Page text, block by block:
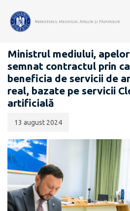
COMUNICATE DE PRESĂ
Ministrul mediului,
semnat contractul prin
beneficia de servicii de
real, bazate pe servicii
artificială
publicării:
13 august 2024